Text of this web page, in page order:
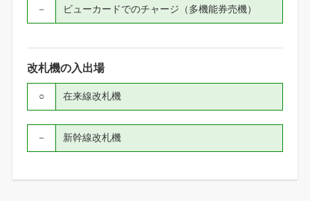
ビューカードでのチャージ（多機能券売機）
－
改札機の入出場
在来線改札機
○
新幹線改札機
－